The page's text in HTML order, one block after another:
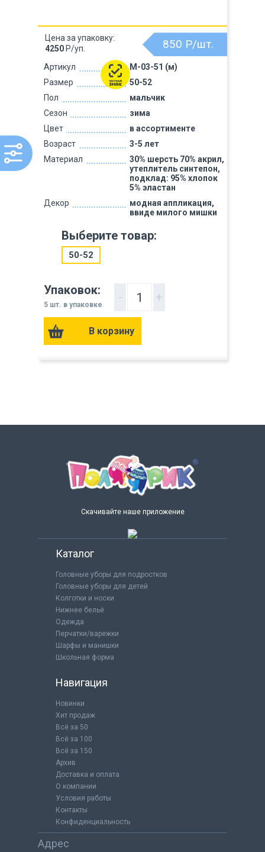
Артикул
M-03-51 (м)
Размер
50-52
Пол
мальчик
Сезон
зима
Цвет
в ассортименте
Возраст
3-5 лет
Материал
30% шерсть 70% акрил,
утеплитель синтепон,
подклад: 95% хлопок
5% эластан
Декор
модная аппликация,
ввиде милого мишки
850 Р/шт.
Цена за упаковку:
4250 Р/уп.
Выберите товар:
50-52
Упаковок:
5 шт. в упаковке
- +
Скачивайте наше приложение
Каталог
Головные уборы для подростков
Головные уборы для детей
Колготки и носки
Нижнее бельё
Одежда
Перчатки/варежки
Шарфы и манишки
Школьная форма
Навигация
Новинки
Хит продаж
Всё за 50
Всё за 100
Всё за 150
Архив
Доставка и оплата
О компании
Условия работы
Контакты
Конфиденциальность
Адрес